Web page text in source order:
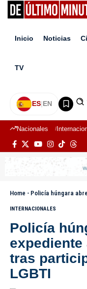
Inicio Noticias
TV
ES|EN
Nacionales
Home - Policía húngara abre un
INTERNACIONALES
Policía
expediente
tras
LGBTI